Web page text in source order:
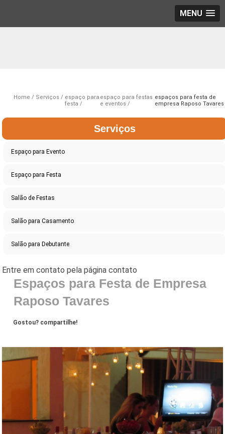
MENU
Home Serviços
espaço para
festa
espaço para festas
e eventos
espaços para festa de
empresa Raposo Tavares
Serviços
Espaço para Evento
Espaço para Festa
Salão de Festas
Salão para Casamento
Salão para Debutante
Espaços para Festa de Empresa
Raposo Tavares
Gostou? compartilhe!